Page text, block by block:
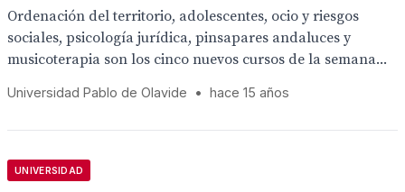
Ordenación del territorio, adolescentes, ocio y riesgos
sociales, psicología jurídica, pinsapares andaluces y
musicoterapia son los cinco nuevos cursos de la semana...
Universidad Pablo de Olavide • hace 15 años
UNIVERSIDAD